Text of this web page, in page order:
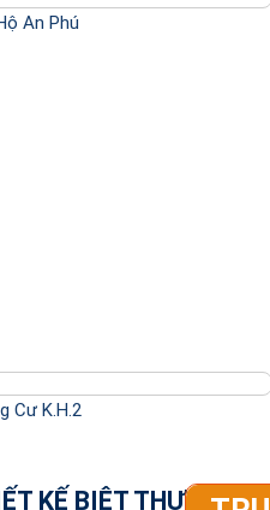
An Phú
Cư K.H.2
KẾ BIỆT THỰ